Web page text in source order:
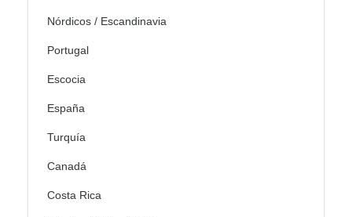
Nórdicos / Escandinavia
Portugal
Escocia
España
Turquía
Canadá
Costa Rica